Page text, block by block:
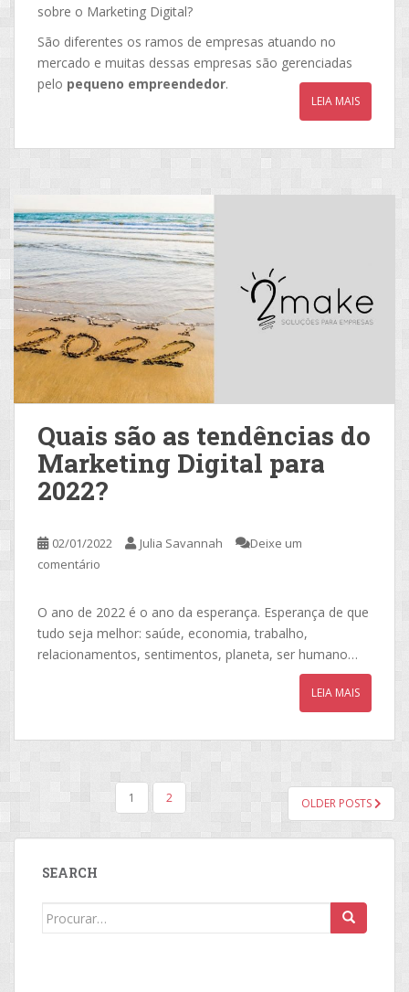
sobre o Marketing Digital?
São diferentes os ramos de empresas atuando no
mercado e muitas dessas empresas são gerenciadas
pelo pequeno empreendedor.
LEIA MAIS
Quais são as tendências do
Marketing Digital para
2022?
02/01/2022 Julia Savannah
Deixe um
comentário
O ano de 2022 é o ano da esperança. Esperança de que
tudo seja melhor: saúde, economia, trabalho,
relacionamentos, sentimentos, planeta, ser humano…
LEIA MAIS
NAVEGAÇÃO
POSTS
1 2 OLDER POSTS
SEARCH
Search